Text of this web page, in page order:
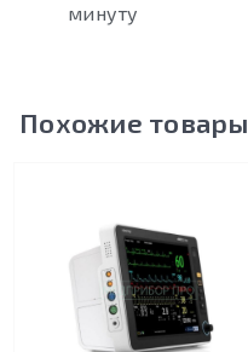
минуту
Похожие товары